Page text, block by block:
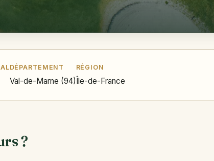
DÉPARTEMENT
Val-de-Marne (94)
RÉGION
Île-de-France
?